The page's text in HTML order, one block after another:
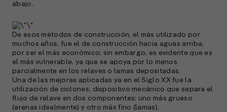
abajo.
De esos métodos de construcción, el más utilizado por
muchos años, fue el de construcción hacia aguas arriba,
por ser el más económico; sin embargo, es evidente que es
el más vulnerable, ya que se apoya por lo menos
parcialmente en los relaves o lamas depositadas.
Una de las mejoras aplicadas ya en el Siglo XX fue la
utilización de ciclones, dispositivo mecánico que separa el
flujo de relave en dos componentes: uno más grueso
(arenas idealmente) y otro más fino (lamas).